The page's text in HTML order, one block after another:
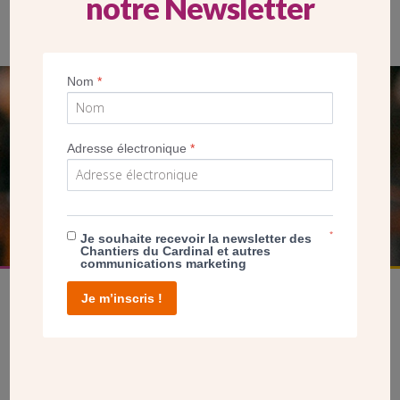
SEUL VOTRE DON
NOUS PERMET D’AGIR
Nom*
Adresse électronique*
Je souhaite recevoir la newsletter des
Chantiers du Cardinal et autres
communications marketing
*
Je m’inscris !